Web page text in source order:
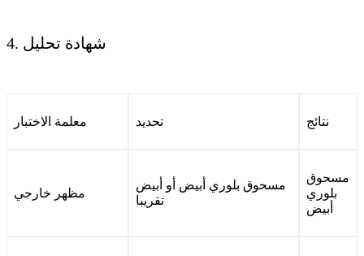
4. شهادة تحليل
معلمة الاختبار تحديد نتائج
مظهر خارجي
مسحوق بلوري أبيض أو أبيض
تقريبا
مسحوق
بلوري
أبيض